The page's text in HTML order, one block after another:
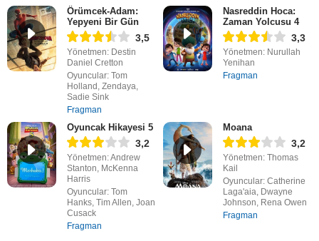
Örümcek-Adam:
Yepyeni Bir Gün
3,5
Yönetmen: Destin
Daniel Cretton
Oyuncular: Tom
Holland, Zendaya,
Sadie Sink
Fragman
Nasreddin Hoca:
Zaman Yolcusu 4
3,3
Yönetmen: Nurullah
Yenihan
Fragman
Oyuncak Hikayesi 5
3,2
Yönetmen: Andrew
Stanton, McKenna
Harris
Oyuncular: Tom
Hanks, Tim Allen, Joan
Cusack
Fragman
Moana
3,2
Yönetmen: Thomas
Kail
Oyuncular: Catherine
Laga'aia, Dwayne
Johnson, Rena Owen
Fragman